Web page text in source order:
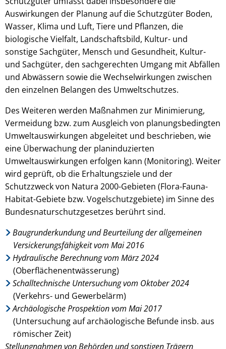
Auswirkungen der Planung auf die Schutzgüter Boden,
Wasser, Klima und Luft, Tiere und Pflanzen, die
biologische Vielfalt, Landschaftsbild, Kultur- und
sonstige Sachgüter, Mensch und Gesundheit, Kultur-
und Sachgüter, den sachgerechten Umgang mit Abfällen
und Abwässern sowie die Wechselwirkungen zwischen
den einzelnen Belangen des Umweltschutzes.
Des Weiteren werden Maßnahmen zur Minimierung,
Vermeidung bzw. zum Ausgleich von planungsbedingten
Umweltauswirkungen abgeleitet und beschrieben, wie
eine Überwachung der planinduzierten
Umweltauswirkungen erfolgen kann (Monitoring). Weiter
wird geprüft, ob die Erhaltungsziele und der
Schutzzweck von Natura 2000-Gebieten (Flora-Fauna-
Habitat-Gebiete bzw. Vogelschutzgebiete) im Sinne des
Bundesnaturschutzgesetzes berührt sind.
Baugrunderkundung und Beurteilung der allgemeinen
Versickerungsfähigkeit vom Mai 2016
Hydraulische Berechnung vom März 2024
(Oberflächenentwässerung)
Schalltechnische Untersuchung vom Oktober 2024
(Verkehrs- und Gewerbelärm)
Archäologische Prospektion vom Mai 2017
(Untersuchung auf archäologische Befunde insb. aus
römischer Zeit)
Stellungnahmen von Behörden und sonstigen Trägern